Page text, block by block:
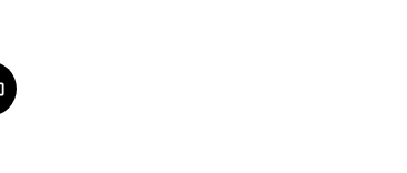
Facebook
on Email
article on Print